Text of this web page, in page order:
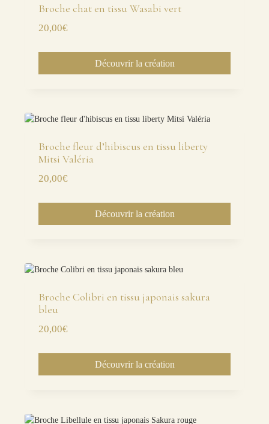
Broche chat en tissu Wasabi vert
20,00€
Découvrir la création
Broche fleur d’hibiscus en tissu liberty
Mitsi Valéria
20,00€
Découvrir la création
Broche Colibri en tissu japonais sakura
bleu
20,00€
Découvrir la création